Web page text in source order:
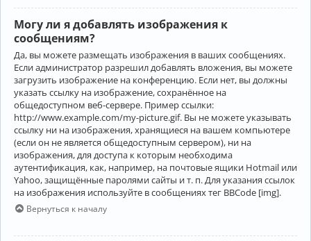
Могу ли я добавлять изображения к
сообщениям?
Да, вы можете размещать изображения в ваших сообщениях.
Если администратор разрешил добавлять вложения, вы можете
загрузить изображение на конференцию. Если нет, вы должны
указать ссылку на изображение, сохранённое на
общедоступном веб-сервере. Пример ссылки:
http://www.example.com/my-picture.gif. Вы не можете указывать
ссылку ни на изображения, хранящиеся на вашем компьютере
(если он не является общедоступным сервером), ни на
изображения, для доступа к которым необходима
аутентификация, как, например, на почтовые ящики Hotmail или
Yahoo, защищённые паролями сайты и т. п. Для указания ссылок
на изображения используйте в сообщениях тег BBCode [img].
Вернуться к началу